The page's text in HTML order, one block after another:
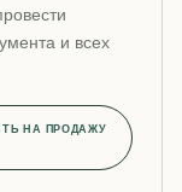
и всех
НА ПРОДАЖУ